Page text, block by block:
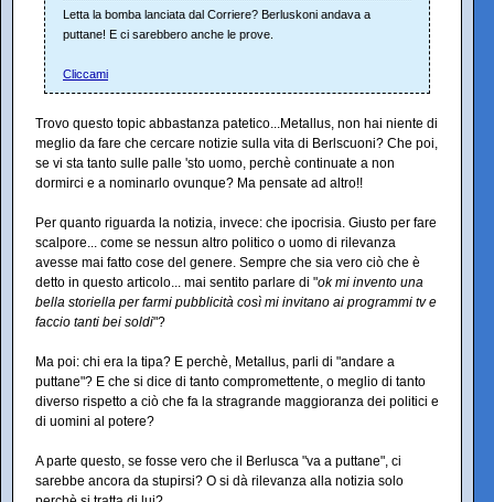
Letta la bomba lanciata dal Corriere? Berluskoni andava a
puttane! E ci sarebbero anche le prove.
Cliccami
Trovo questo topic abbastanza patetico...Metallus, non hai niente di
meglio da fare che cercare notizie sulla vita di Berlscuoni? Che poi,
se vi sta tanto sulle palle 'sto uomo, perchè continuate a non
dormirci e a nominarlo ovunque? Ma pensate ad altro!!
Per quanto riguarda la notizia, invece: che ipocrisia. Giusto per fare
scalpore... come se nessun altro politico o uomo di rilevanza
avesse mai fatto cose del genere. Sempre che sia vero ciò che è
detto in questo articolo... mai sentito parlare di "ok mi invento una
bella storiella per farmi pubblicità così mi invitano ai programmi tv e
faccio tanti bei soldi"?
Ma poi: chi era la tipa? E perchè, Metallus, parli di "andare a
puttane"? E che si dice di tanto compromettente, o meglio di tanto
diverso rispetto a ciò che fa la stragrande maggioranza dei politici e
di uomini al potere?
A parte questo, se fosse vero che il Berlusca "va a puttane", ci
sarebbe ancora da stupirsi? O si dà rilevanza alla notizia solo